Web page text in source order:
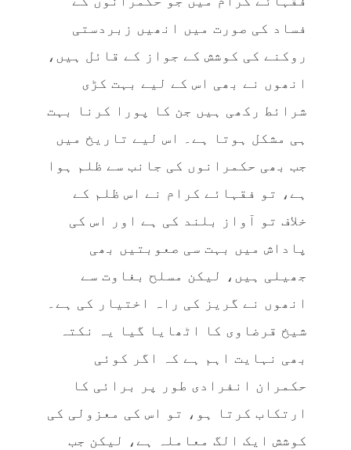
فساد کی صورت میں انھیں زبردستی
روکنے کی کوشش کے جواز کے قائل ہیں،
انھوں نے بھی اس کے لیے بہت کڑی
شرائط رکھی ہیں جن کا پورا کرنا بہت
ہی مشکل ہوتا ہے۔ اس لیے تاریخ میں
جب بھی حکمرانوں کی جانب سے ظلم ہوا
ہے، تو فقہائے کرام نے اس ظلم کے
خلاف تو آواز بلند کی ہے اور اس کی
پاداش میں بہت سی صعوبتیں بھی
جھیلی ہیں، لیکن مسلح بغاوت سے
انھوں نے گریز کی راہ اختیار کی ہے۔
شیخ قرضاوی کا اٹھایا گیا یہ نکتہ
بھی نہایت اہم ہے کہ اگر کوئی
حکمران انفرادی طور پر برائی کا
ارتکاب کرتا ہو، تو اس کی معزولی کی
کوشش ایک الگ معاملہ ہے، لیکن جب